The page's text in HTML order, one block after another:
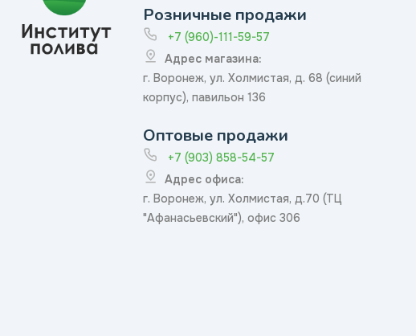
Розничные продажи
+7 (960)-111-59-57
Адрес магазина:
г. Воронеж, ул. Холмистая, д. 68 (синий
корпус), павильон 136
Оптовые продажи
+7 (903) 858-54-57
Адрес офиса:
г. Воронеж, ул. Холмистая, д.70 (ТЦ
"Афанасьевский"), офис 306